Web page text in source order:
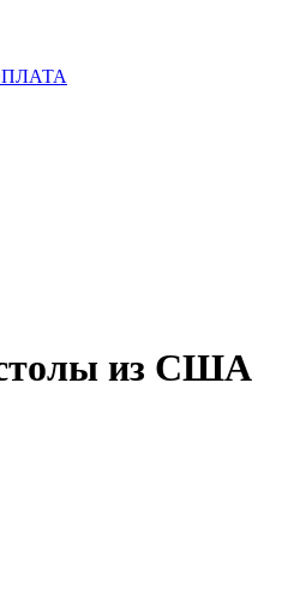
из США